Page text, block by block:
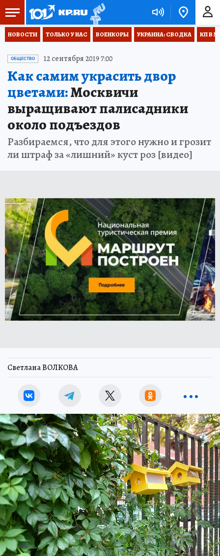
НОВОСТИ ТОЛЬКО У НАС ВОЕНКОРЫ УКРАИНА: СВОДКА КП В
ОБЩЕСТВО 12 сентября 2019 7:00
Как самим украсить двор
цветами:Москвичи
выращивают палисадники
около подъездов
Разбираемся, что для этого нужно и грозит
ли штраф за «лишний» куст роз [видео]
Светлана ВОЛКОВА